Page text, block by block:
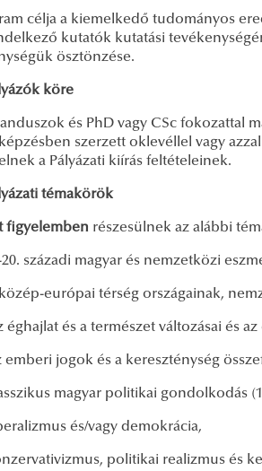
célja a kiemelkedő tudományos
kutatók kutatási
ösztönzése.
köre
és PhD vagy CSc fokozattal
szerzett oklevéllel vagy
a Pályázati kiírás feltételeinek.
témakörök
figyelemben részesülnek az alábbi
20. századi magyar és nemzetközi
európai térség országainak,
éghajlat és a természet változásai és
emberi jogok és a kereszténység
magyar politikai gondolkodás
és/vagy demokrácia,
politikai realizmus és